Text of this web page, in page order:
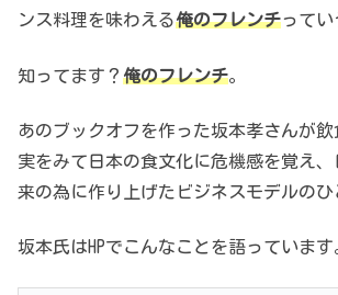
ンス料理を味わえる俺のフレンチってい
知ってます？ 俺のフレンチ。
あのブックオフを作った坂本孝さんが
実をみて日本の食文化に危機感を覚え
来の為に作り上げたビジネスモデルのひ
坂本氏はHPでこんなことを語っています